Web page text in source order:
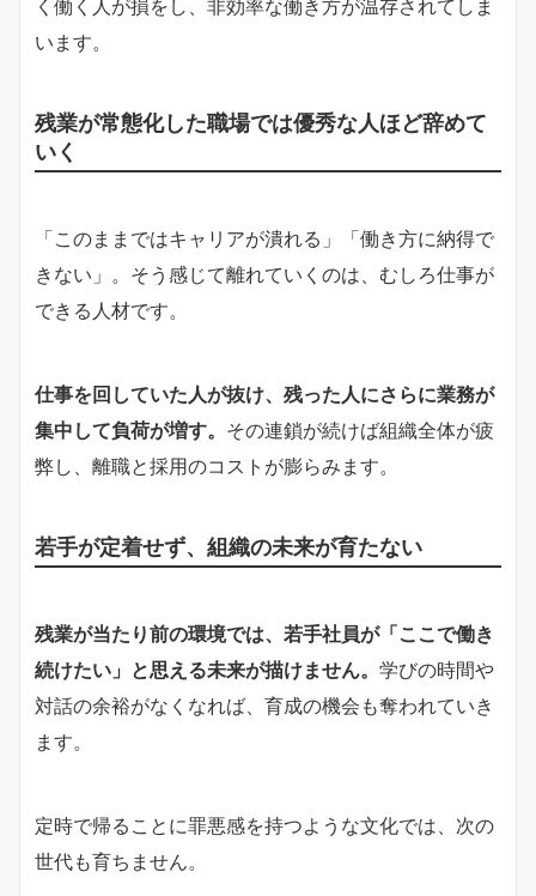
く働く人が損をし、非効率な働き方が温存されてしま
います。
残業が常態化した職場では優秀な人ほど辞めて
いく
「このままではキャリアが潰れる」「働き方に納得で
きない」。そう感じて離れていくのは、むしろ仕事が
できる人材です。
仕事を回していた人が抜け、残った人にさらに業務が
集中して負荷が増す。 その連鎖が続けば組織全体が疲
弊し、離職と採用のコストが膨らみます。
若手が定着せず、組織の未来が育たない
残業が当たり前の環境では、若手社員が「ここで働き
続けたい」と思える未来が描けません。 学びの時間や
対話の余裕がなくなれば、育成の機会も奪われていき
ます。
定時で帰ることに罪悪感を持つような文化では、次の
世代も育ちません。